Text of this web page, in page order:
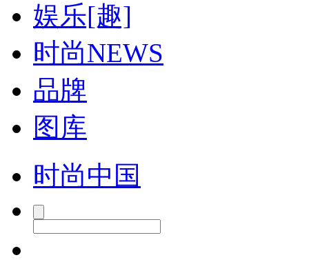
娱乐[趣]
时尚NEWS
品牌
图库
时尚中国